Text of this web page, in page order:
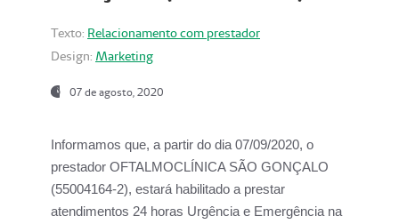
Texto: Relacionamento com prestador
Design: Marketing
07 de agosto, 2020
Informamos que, a partir do dia07/09/2020, o
prestador OFTALMOCLÍNICA SÃO GONÇALO
(55004164-2), estará habilitado a prestar
atendimentos 24 horas Urgência e Emergência na